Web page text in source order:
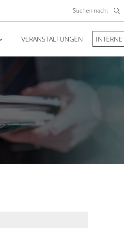
Suchen nach:
VERANSTALTUNGEN